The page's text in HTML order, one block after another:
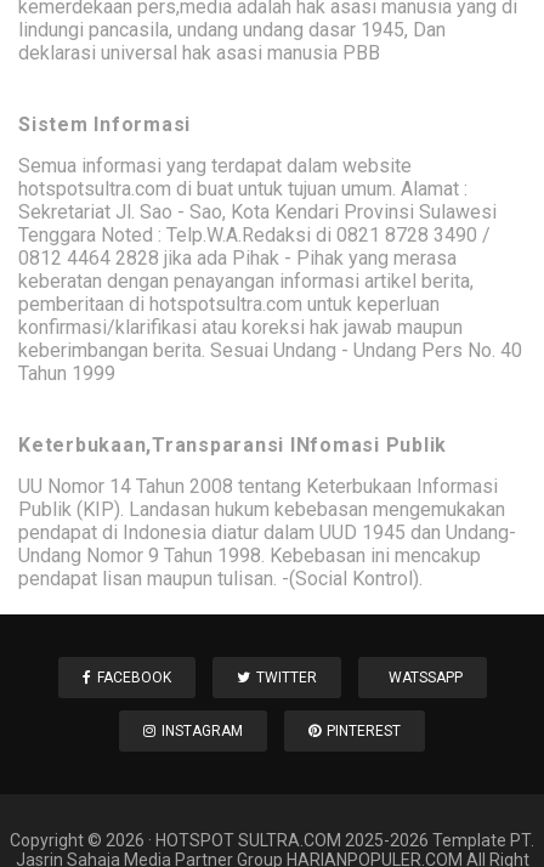
kemerdekaan pers,media adalah hak asasi manusia yang di
lindungi pancasila, undang undang dasar 1945, Dan
deklarasi universal hak asasi manusia PBB
Sistem Informasi
Semua informasi yang terdapat dalam website
hotspotsultra.com di buat untuk tujuan umum. Alamat :
Sekretariat Jl. Sao - Sao, Kota Kendari Provinsi Sulawesi
Tenggara Noted : Telp.W.A.Redaksi di 0821 8728 3490 /
0812 4464 2828 jika ada Pihak - Pihak yang merasa
keberatan dengan penayangan informasi artikel berita,
pemberitaan di hotspotsultra.com untuk keperluan
konfirmasi/klarifikasi atau koreksi hak jawab maupun
keberimbangan berita. Sesuai Undang - Undang Pers No. 40
Tahun 1999
Keterbukaan,Transparansi INfomasi Publik
UU Nomor 14 Tahun 2008 tentang Keterbukaan Informasi
Publik (KIP). Landasan hukum kebebasan mengemukakan
pendapat di Indonesia diatur dalam UUD 1945 dan Undang-
Undang Nomor 9 Tahun 1998. Kebebasan ini mencakup
pendapat lisan maupun tulisan. -(Social Kontrol).
FACEBOOK TWITTER WATSSAPP
INSTAGRAM PINTEREST
Copyright © 2026 · HOTSPOT SULTRA .COM 2025-2026 Template PT.
Jasrin Sahaja Media Partner Group HARIANPOPULER.COM All Right